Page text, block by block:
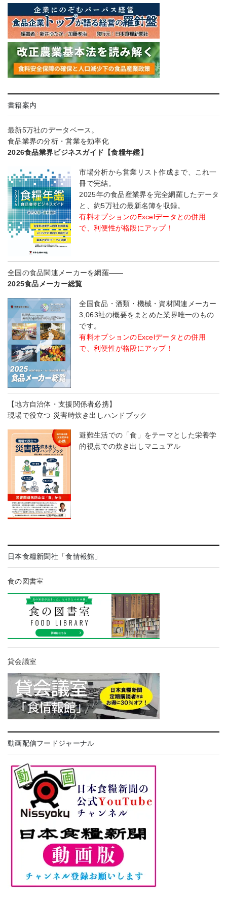
書籍案内
最新5万社のデータベース。
食品業界の分析・営業を効率化
2026食品業界ビジネスガイド【食糧年鑑】
市場分析から営業リスト作成まで、これ一
冊で完結。
2025年の食品産業界を完全網羅したデータ
と、約5万社の最新名簿を収録。
有料オプションのExcelデータとの併用
で、利便性が格段にアップ！
全国の食品関連メーカーを網羅――
2025食品メーカー総覧
全国食品・酒類・機械・資材関連メーカー
3,063社の概要をまとめた業界唯一のもの
です。
有料オプションのExcelデータとの併用
で、利便性が格段にアップ！
【地方自治体・支援関係者必携】
現場で役立つ 災害時炊き出しハンドブック
避難生活での「食」をテーマとした栄養学
的視点での炊き出しマニュアル
日本食糧新聞社「食情報館」
食の図書室
貸会議室
動画配信フードジャーナル